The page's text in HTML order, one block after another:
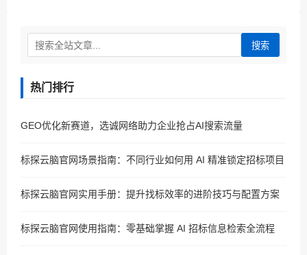
搜索
热门排行
GEO优化新赛道，选诚网络助力企业抢占AI搜索流量
标探云脑官网场景指南：不同行业如何用 AI 精准锁定招标项目
标探云脑官网实用手册：提升找标效率的进阶技巧与配置方案
标探云脑官网使用指南：零基础掌握 AI 招标信息检索全流程